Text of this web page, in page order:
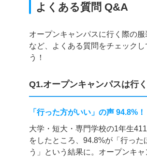
よくある質問 Q&A
オープンキャンパスに行く際の
など、よくある質問をチェックし
う！
Q1.オープンキャンパスは行
「行った方がいい」の声 94.8%！
大学・短大・専門学校の1年生
をしたところ、94.8%が「行った
う」という結果に。オープンキ